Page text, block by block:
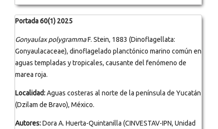
Portada 60(1) 2025
Gonyaulax polygrammaF. Stein, 1883 (Dinoflagellata:
Gonyaulacaceae), dinoflagelado planctónico marino común en
aguas templadas y tropicales, causante del fenómeno de
marea roja.
Localidad:Aguas costeras al norte de la península de Yucatán
(Dzilam de Bravo), México.
Autores:Dora A. Huerta-Quintanilla (CINVESTAV-IPN, Unidad